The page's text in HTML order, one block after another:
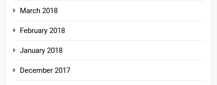
March 2018
February 2018
January 2018
December 2017